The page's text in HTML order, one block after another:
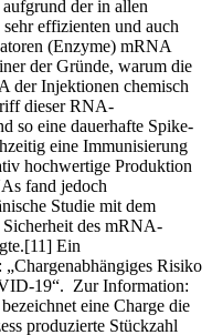
der in allen
effizienten und auch
(Enzyme) mRNA
der Gründe, warum die
der Injektionen chemisch
dieser RNA-
so eine dauerhafte Spike-
eine Immunisierung
hochwertige Produktion
fand jedoch
Studie mit dem
des mRNA-
Ein
Risiko
19“. Zur Information:
eine Charge die
produzierte Stückzahl